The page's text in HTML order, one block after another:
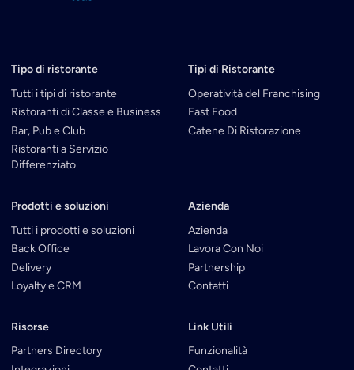
Tipo di ristorante
Tutti i tipi di ristorante
Ristoranti di Classe e Business
Bar, Pub e Club
Ristoranti a Servizio
Differenziato
Tipi di Ristorante
Operatività del Franchising
Fast Food
Catene Di Ristorazione
Prodotti e soluzioni
Tutti i prodotti e soluzioni
Back Office
Delivery
Loyalty e CRM
Azienda
Azienda
Lavora Con Noi
Partnership
Contatti
Risorse
Partners Directory
Link Utili
Funzionalità